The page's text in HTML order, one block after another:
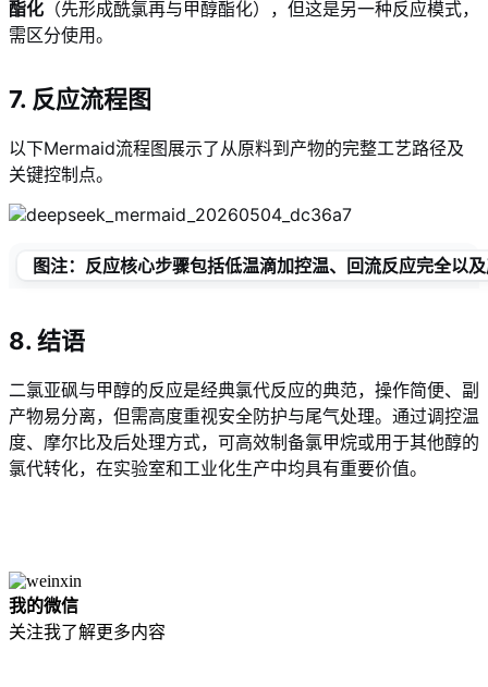
酯化 （先形成酰氯再与甲醇酯化），但这是另一种反应模式，
需区分使用。
7. 反应流程图
以下Mermaid流程图展示了从原料到产物的完整工艺路径及
关键控制点。
图注：反应核心步骤包括低温滴加控温、回流反应完全以
8. 结语
二氯亚砜与甲醇的反应是经典氯代反应的典范，操作简便、副
产物易分离，但需高度重视安全防护与尾气处理。通过调控温
度、摩尔比及后处理方式，可高效制备氯甲烷或用于其他醇的
氯代转化，在实验室和工业化生产中均具有重要价值。
我的微信
关注我了解更多内容